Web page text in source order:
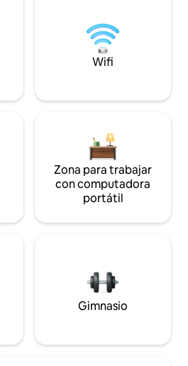
Wifi
Zona para trabajar
con computadora
portátil
Gimnasio